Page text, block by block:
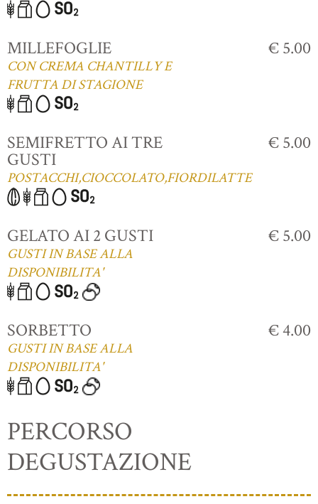
MILLEFOGLIE
CON CREMA CHANTILLY E
FRUTTA DI STAGIONE
€ 5.00
SEMIFRETTO AI TRE
GUSTI
POSTACCHI,CIOCCOLATO,FIORDILATTE
€ 5.00
GELATO AI 2 GUSTI
GUSTI IN BASE ALLA
DISPONIBILITA'
€ 5.00
SORBETTO
GUSTI IN BASE ALLA
DISPONIBILITA'
€ 4.00
PERCORSO
DEGUSTAZIONE